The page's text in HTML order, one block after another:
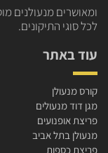
ומאושרים מנעולנים
לכל סוגי התיקונים.
עוד באתר
קורס מנעולן
מגן דוד מנעולים
פריצת אופנועים
מנעולן בתל אביב
פריצת כספות